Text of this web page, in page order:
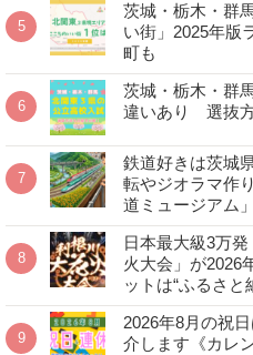
茨城・栃木・群
い街」2025年
町も
茨城・栃木・群
違いあり 選抜
鉄道好きは茨城
転やジオラマ作
道ミュージアム
日本最大級3万
火大会」が2026
ットは“ふるさと
2026年8月の祝
介します《カレ